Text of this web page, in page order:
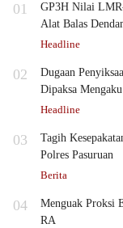
01
GP3H Nilai
Alat Balas
Headline
02
Dugaan
Dipaksa
Headline
03
Tagih
Polres Pasuruan
Berita
04
Menguak Proksi
RA